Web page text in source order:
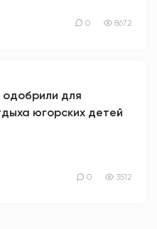
0 8672
одобрили для
югорских детей
0 3512